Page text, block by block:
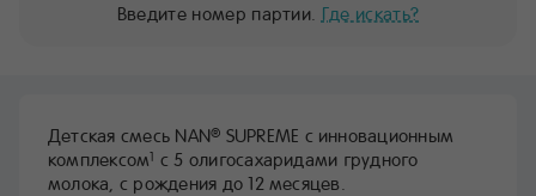
Введите номер партии. Где искать?
Детская смесь NAN® SUPREME с инновационным
комплексом1 с 5 олигосахаридами грудного
молока, с рождения до 12 месяцев.